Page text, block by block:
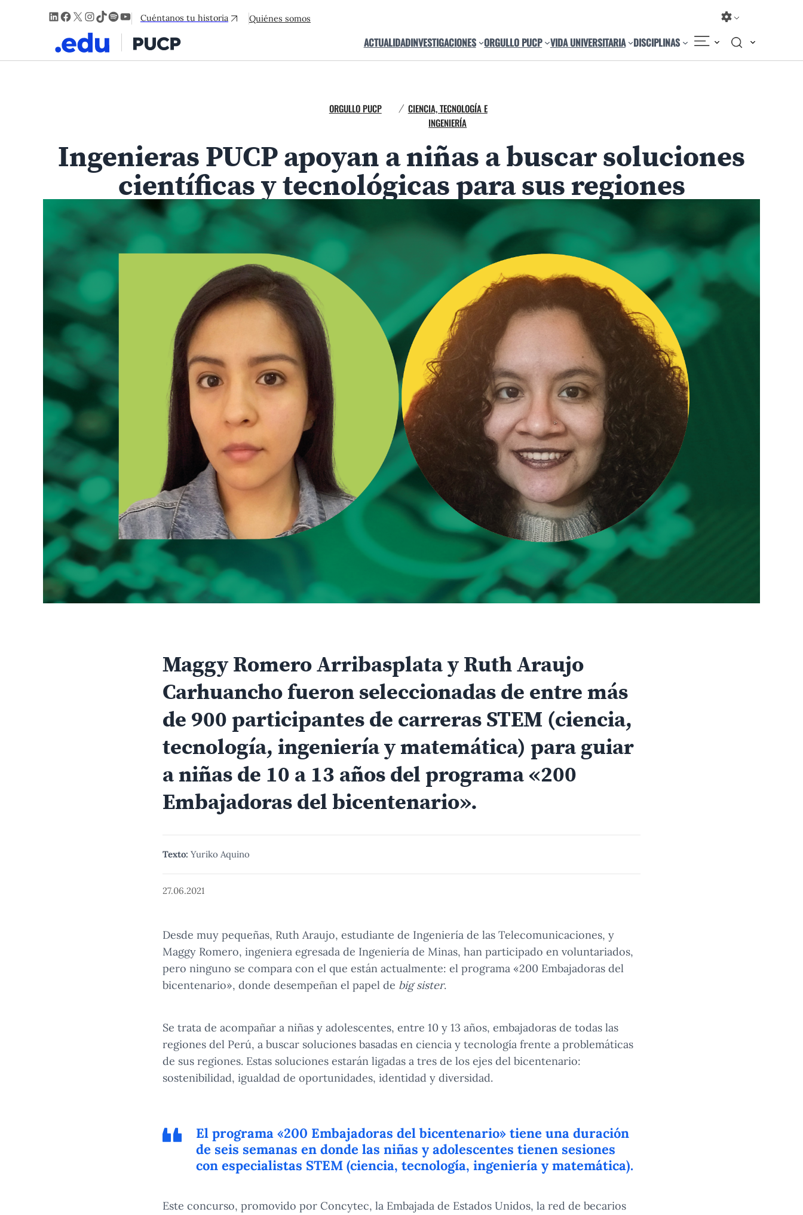
LinkedIn
Facebook
X Instagram
TikTok
Spotify
YouTube
Cuéntanos tu historia Quiénes somos
ACTUALIDADINVESTIGACIONES ORGULLO PUCP VIDA UNIVERSITARIA DISCIPLINAS
ORGULLO PUCP / CIENCIA, TECNOLOGÍA E
INGENIERÍA
Ingenieras PUCP apoyan a niñas a buscar soluciones
científicas y tecnológicas para sus regiones
Maggy Romero Arribasplata y Ruth Araujo
Carhuancho fueron seleccionadas de entre más
de 900 participantes de carreras STEM (ciencia,
tecnología, ingeniería y matemática) para guiar
a niñas de 10 a 13 años del programa «200
Embajadoras del bicentenario».
Texto: Yuriko Aquino
27.06.2021
Desde muy pequeñas, Ruth Araujo, estudiante de Ingeniería de las Telecomunicaciones, y
Maggy Romero, ingeniera egresada de Ingeniería de Minas, han participado en voluntariados,
pero ninguno se compara con el que están actualmente: el programa «200 Embajadoras del
bicentenario», donde desempeñan el papel de big sister.
Se trata de acompañar a niñas y adolescentes, entre 10 y 13 años, embajadoras de todas las
regiones del Perú, a buscar soluciones basadas en ciencia y tecnología frente a problemáticas
de sus regiones. Estas soluciones estarán ligadas a tres de los ejes del bicentenario:
sostenibilidad, igualdad de oportunidades, identidad y diversidad.
El programa «200 Embajadoras del bicentenario» tiene una duración
de seis semanas en donde las niñas y adolescentes tienen sesiones
con especialistas STEM (ciencia, tecnología, ingeniería y matemática).
Este concurso, promovido por Concytec, la Embajada de Estados Unidos, la red de becarios